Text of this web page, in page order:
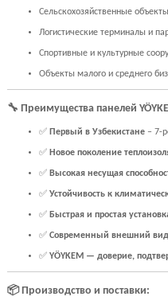
Сельскохозяйственные
Логистические терминалы и
Спортивные и культурные
Объекты малого и среднего
🔧 Преимущества панелей
✅ Первый в Узбекистане – 7-
✅ Новое поколение
✅ Высокая несущая
✅ Устойчивость к
✅ Быстрая и простая
✅ Современный внешний вид
✅ YÖYKEM — доверие,
📦 Производство и поставки: